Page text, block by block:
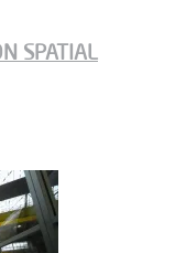
SPATIAL